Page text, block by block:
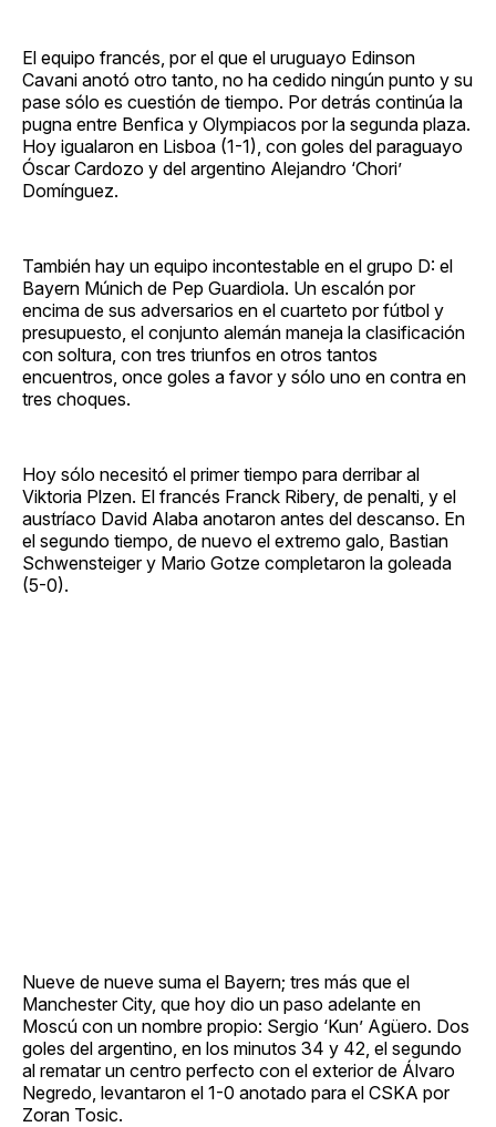
El equipo francés, por el que el uruguayo Edinson
Cavani anotó otro tanto, no ha cedido ningún punto y su
pase sólo es cuestión de tiempo. Por detrás continúa la
pugna entre Benfica y Olympiacos por la segunda plaza.
Hoy igualaron en Lisboa (1-1), con goles del paraguayo
Óscar Cardozo y del argentino Alejandro ‘Chori’
Domínguez.
También hay un equipo incontestable en el grupo D: el
Bayern Múnich de Pep Guardiola. Un escalón por
encima de sus adversarios en el cuarteto por fútbol y
presupuesto, el conjunto alemán maneja la clasificación
con soltura, con tres triunfos en otros tantos
encuentros, once goles a favor y sólo uno en contra en
tres choques.
Hoy sólo necesitó el primer tiempo para derribar al
Viktoria Plzen. El francés Franck Ribery, de penalti, y el
austríaco David Alaba anotaron antes del descanso. En
el segundo tiempo, de nuevo el extremo galo, Bastian
Schwensteiger y Mario Gotze completaron la goleada
(5-0).
Nueve de nueve suma el Bayern; tres más que el
Manchester City, que hoy dio un paso adelante en
Moscú con un nombre propio: Sergio ‘Kun’ Agüero. Dos
goles del argentino, en los minutos 34 y 42, el segundo
al rematar un centro perfecto con el exterior de Álvaro
Negredo, levantaron el 1-0 anotado para el CSKA por
Zoran Tosic.